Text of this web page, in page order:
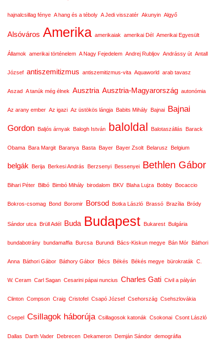
hajnalcsillag fénye A hang és a téboly A Jedi visszatér Akunyin Algyő
Alsóváros Amerika amerikaiak amerikai Dél Amerikai Egyesült
Államok amerikai történelem A Nagy Fejedelem Andrej Rubljov Andrássy út Antall
József antiszemitizmus antiszemitizmus-vita Aquaworld arab tavasz
Aszad A tanúk még élnek Ausztria Ausztria-Magyarország autonómia
Az arany ember Az igazi Az üstökös lángja Babits Mihály Bajnai Bajnai
Gordon Baljós árnyak Balogh István baloldal Balotaszállás Barack
Obama Bara Margit Baranya Basta Bayer Bayer Zsolt Belarusz Belgium
belgák Berija Berkesi András Berzsenyi Bessenyei Bethlen Gábor
Bihari Péter Bilbó Bimbó Mihály birodalom BKV Blaha Lujza Bobby Bocaccio
Bokros-csomag Bond Boromir Borsod Botka László Brassó Brazília Bródy
Sándor utca Brüll Adél Buda Budapest Bukarest Bulgária
bundabotrány bundamaffia Burcsa Burundi Bács-Kiskun megye Bán Mór Báthori
Anna Báthori Gábor Báthory Gábor Bécs Békés Békés megye bürokraták C.
W. Ceram Carl Sagan Cesarini pápai nuncius Charles Gati Civil a pályán
Clinton Compson Craig Cristofel Csapó József Csehország Csehszlovákia
Csepel Csillagok háborúja Csillagosok katonák Csokonai Csont László
Dallas Darth Vader Debrecen Dekameron Demján Sándor demográfia